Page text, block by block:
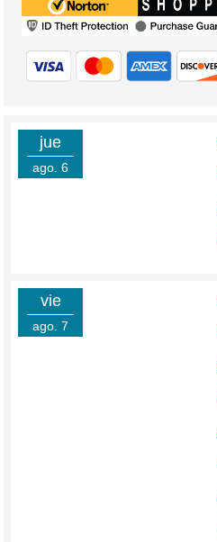
jue
ago. 6
vie
ago. 7